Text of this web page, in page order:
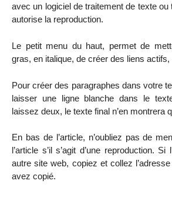
avec un logiciel de traitement de texte
autorise la reproduction.
Le petit menu du haut, permet de
gras, en italique, de créer des liens actifs,
Pour créer des paragraphes dans votre
laisser une ligne blanche dans le
laissez deux, le texte final n’en montrera
En bas de l’article, n’oubliez pas de
l’article s’il s’agit d’une reproduction. Si
autre site web, copiez et collez
avez copié.